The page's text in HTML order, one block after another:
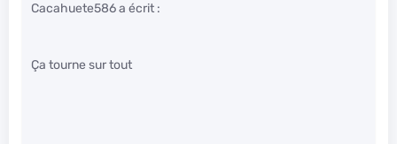
Cacahuete586 a écrit :
Ça tourne sur tout